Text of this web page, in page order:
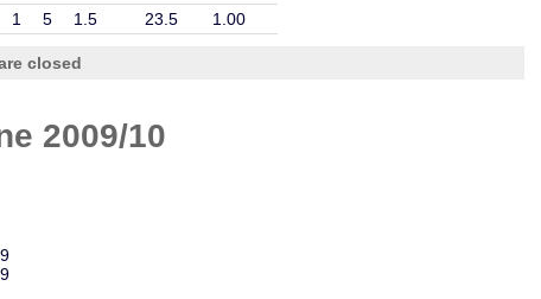
1 5 1.5 23.5 1.00
closed
2009/10